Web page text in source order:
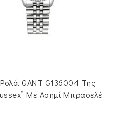
Ρολόι GANT G136004 Της
Με Ασημί Μπρασελέ